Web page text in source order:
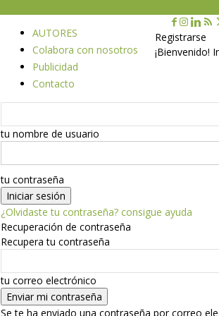
AUTORES
Colabora con nosotros
Publicidad
Contacto
Registrarse
¡Bienvenido!
tu nombre de usuario
tu contraseña
¿Olvidaste tu contraseña? consigue ayuda
Recuperación de contraseña
Recupera tu contraseña
tu correo electrónico
Se te ha enviado una contraseña por correo